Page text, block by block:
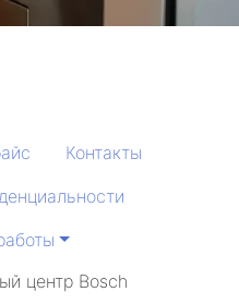
Контакты
центр Bosch